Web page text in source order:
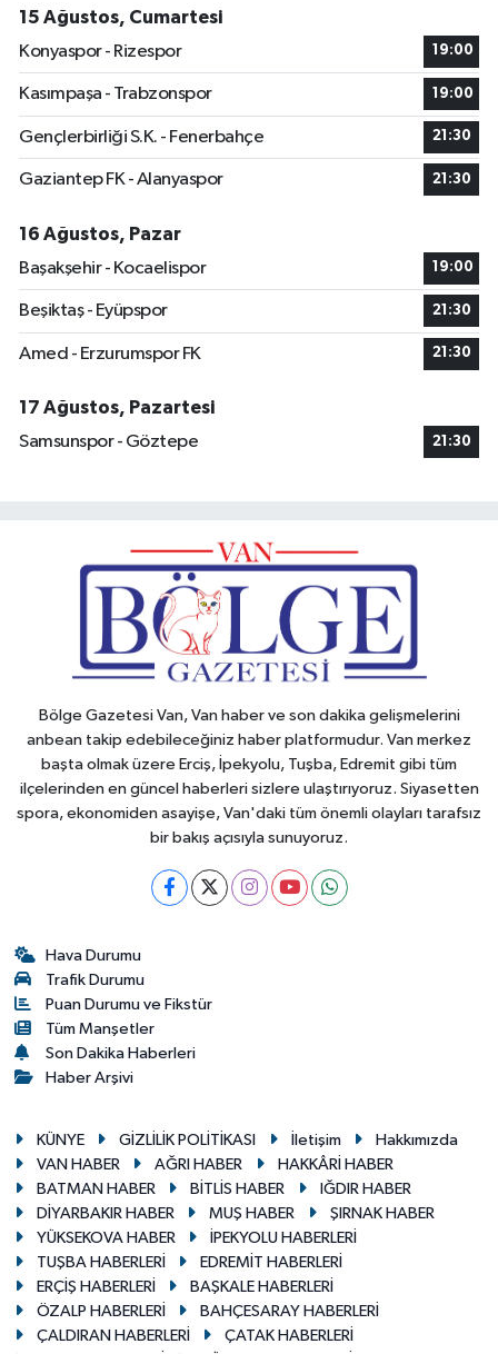
15 Ağustos, Cumartesi
Konyaspor - Rizespor
19:00
Kasımpaşa - Trabzonspor 19:00
Gençlerbirliği S.K. - Fenerbahçe 21:30
Gaziantep FK - Alanyaspor 21:30
16 Ağustos, Pazar
Başakşehir - Kocaelispor
19:00
Beşiktaş - Eyüpspor 21:30
Amed - Erzurumspor FK 21:30
17 Ağustos, Pazartesi
Samsunspor - Göztepe
21:30
Bölge Gazetesi Van, Van haber ve son dakika gelişmelerini
anbean takip edebileceğiniz haber platformudur. Van merkez
başta olmak üzere Erciş, İpekyolu, Tuşba, Edremit gibi tüm
ilçelerinden en güncel haberleri sizlere ulaştırıyoruz. Siyasetten
spora, ekonomiden asayişe, Van'daki tüm önemli olayları tarafsız
bir bakış açısıyla sunuyoruz.
Hava Durumu
Trafik Durumu
Puan Durumu ve Fikstür
Tüm Manşetler
Son Dakika Haberleri
Haber Arşivi
KÜNYE GİZLİLİK POLİTİKASI İletişim
Hakkımızda
VAN HABER
AĞRI HABER
HAKKÂRİ HABER
BATMAN HABER
BİTLİS HABER
IĞDIR HABER
DİYARBAKIR HABER
MUŞ HABER
ŞIRNAK HABER
YÜKSEKOVA HABER
İPEKYOLU HABERLERİ
TUŞBA HABERLERİ
EDREMİT HABERLERİ
ERÇİŞ HABERLERİ
BAŞKALE HABERLERİ
ÖZALP HABERLERİ
BAHÇESARAY HABERLERİ
ÇALDIRAN HABERLERİ
ÇATAK HABERLERİ